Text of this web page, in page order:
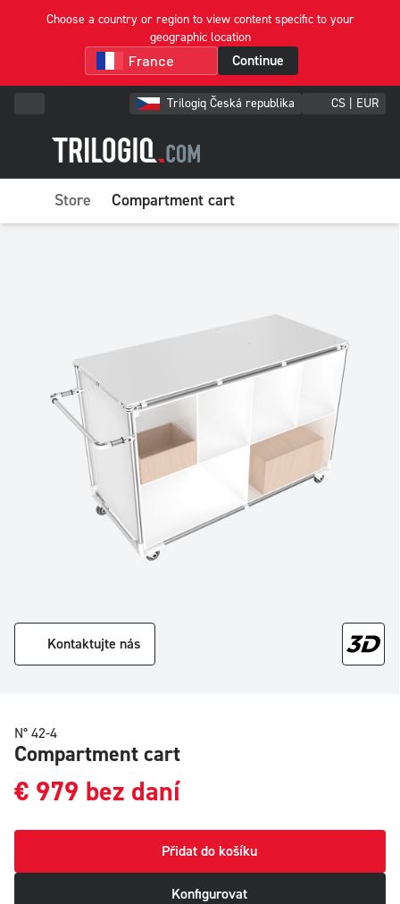
Choose a country or region to view content specific to your
geographic location
Continue
Trilogiq Česká republika CS | EUR
Store Compartment cart
Kontaktujte nás
N° 42-4
Compartment cart
€ 979 bez daní
Přidat do košíku
Konfigurovat